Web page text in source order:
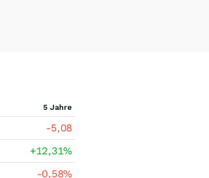
5 Jahre
-5,08
+12,31%
-0,58%